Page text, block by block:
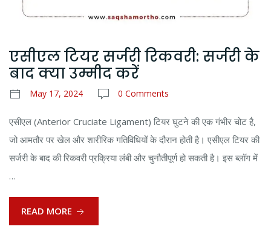
एसीएल टियर सर्जरी रिकवरी: सर्जरी के
बाद क्या उम्मीद करें
May 17, 2024 0 Comments
एसीएल (Anterior Cruciate Ligament) टियर घुटने की एक गंभीर चोट है,
जो आमतौर पर खेल और शारीरिक गतिविधियों के दौरान होती है। एसीएल टियर की
सर्जरी के बाद की रिकवरी प्रक्रिया लंबी और चुनौतीपूर्ण हो सकती है। इस ब्लॉग में
…
READ MORE